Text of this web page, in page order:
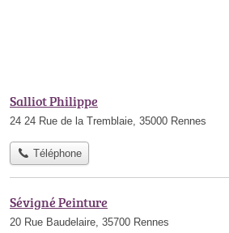
Salliot Philippe
24 24 Rue de la Tremblaie, 35000 Rennes
Téléphone
Sévigné Peinture
20 Rue Baudelaire, 35700 Rennes